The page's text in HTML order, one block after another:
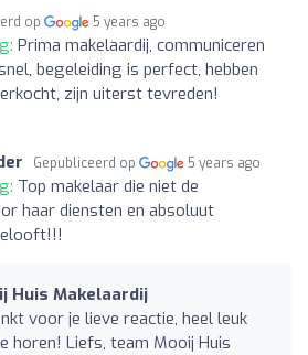
op 5 years ago
Prima makelaardij, communiceren
begeleiding is perfect, hebben
zijn uiterst tevreden!
Gepubliceerd op 5 years ago
Top makelaar die niet de
haar diensten en absoluut
Huis Makelaardij
voor je lieve reactie, heel leuk
horen! Liefs, team Mooij Huis